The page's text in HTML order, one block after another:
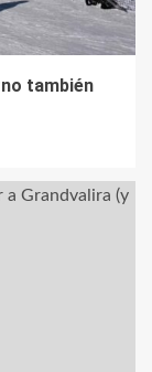
también